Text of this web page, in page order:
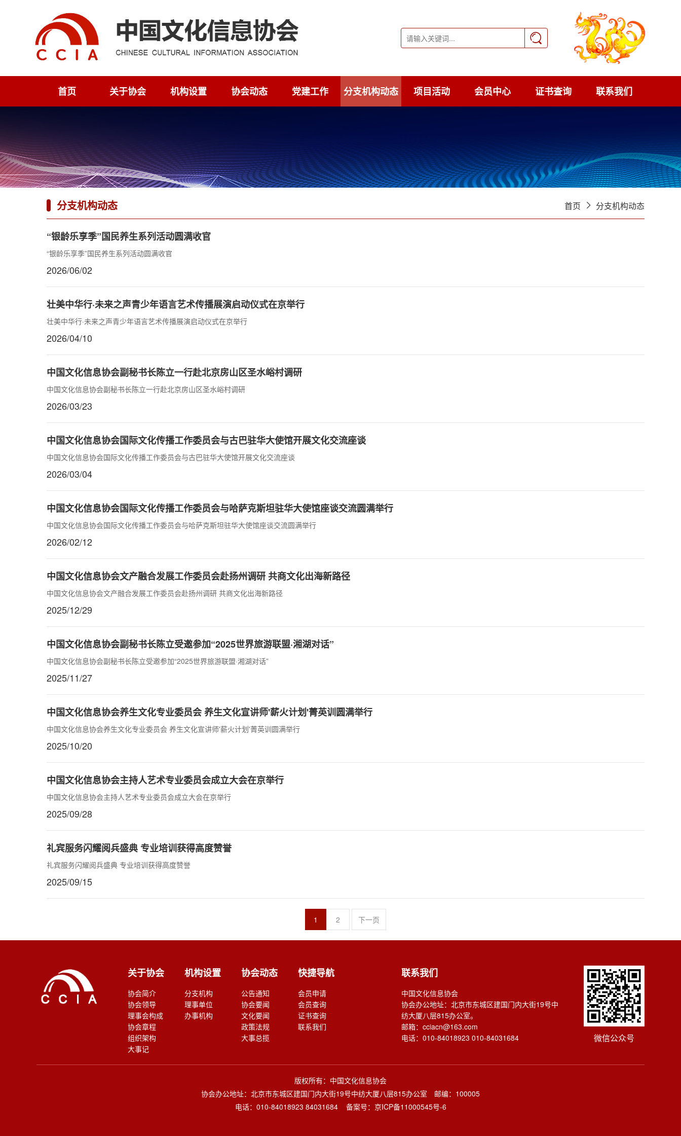
首页 关于协会 机构设置 协会动态 党建工作 分支机构动态 项目活动 会员中心 证书查询 联系我们
分支机构动态 首页 分支机构动态
“银龄乐享季”国民养生系列活动圆满收官
“银龄乐享季”国民养生系列活动圆满收官
2026/06/02
壮美中华行·未来之声青少年语言艺术传播展演启动仪式在京举行
壮美中华行·未来之声青少年语言艺术传播展演启动仪式在京举行
2026/04/10
中国文化信息协会副秘书长陈立一行赴北京房山区圣水峪村调研
中国文化信息协会副秘书长陈立一行赴北京房山区圣水峪村调研
2026/03/23
中国文化信息协会国际文化传播工作委员会与古巴驻华大使馆开展文化交流座谈
中国文化信息协会国际文化传播工作委员会与古巴驻华大使馆开展文化交流座谈
2026/03/04
中国文化信息协会国际文化传播工作委员会与哈萨克斯坦驻华大使馆座谈交流圆满举行
中国文化信息协会国际文化传播工作委员会与哈萨克斯坦驻华大使馆座谈交流圆满举行
2026/02/12
中国文化信息协会文产融合发展工作委员会赴扬州调研 共商文化出海新路径
中国文化信息协会文产融合发展工作委员会赴扬州调研 共商文化出海新路径
2025/12/29
中国文化信息协会副秘书长陈立受邀参加“2025世界旅游联盟·湘湖对话”
中国文化信息协会副秘书长陈立受邀参加“2025世界旅游联盟·湘湖对话”
2025/11/27
中国文化信息协会养生文化专业委员会 养生文化宣讲师'薪火计划'菁英训圆满举行
中国文化信息协会养生文化专业委员会 养生文化宣讲师'薪火计划'菁英训圆满举行
2025/10/20
中国文化信息协会主持人艺术专业委员会成立大会在京举行
中国文化信息协会主持人艺术专业委员会成立大会在京举行
2025/09/28
礼宾服务闪耀阅兵盛典 专业培训获得高度赞誉
礼宾服务闪耀阅兵盛典 专业培训获得高度赞誉
2025/09/15
1 2 下一页
关于协会
协会简介
协会领导
理事会构成
协会章程
组织架构
大事记
机构设置
分支机构
理事单位
办事机构
协会动态
公告通知
协会要闻
文化要闻
政策法规
大事总揽
快捷导航
会员申请
会员查询
证书查询
联系我们
联系我们
中国文化信息协会
协会办公地址：北京市东城区建国门内大街19号中
纺大厦八层815办公室。
邮箱：cciacn@163.com
电话：010-84018923 010-84031684
微信公众号
版权所有：中国文化信息协会
协会办公地址：北京市东城区建国门内大街19号中纺大厦八层815办公室 邮编：100005
电话：010-84018923 84031684
备案号：京ICP备11000545号-6